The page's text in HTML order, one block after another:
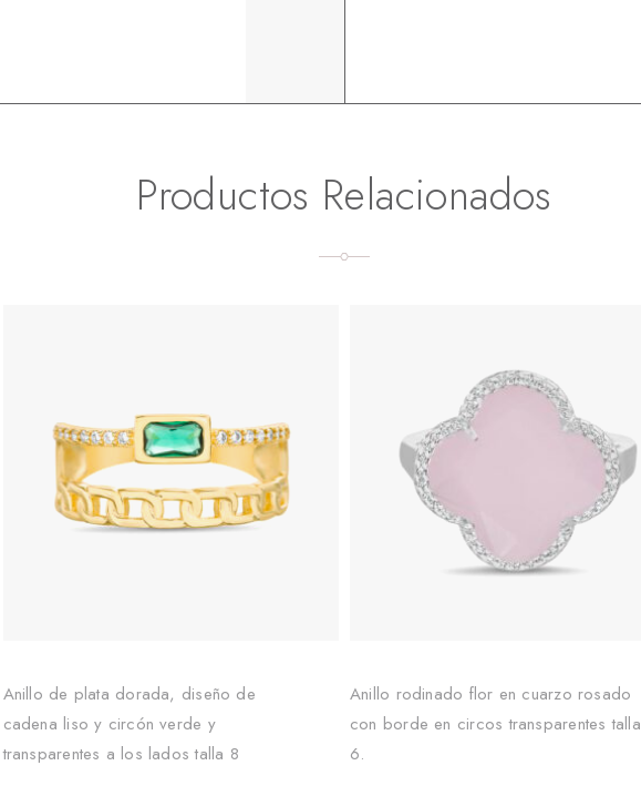
Productos Relacionados
Anillo de plata dorada, diseño de
cadena liso y circón verde y
transparentes a los lados talla 8
Anillo rodinado flor en cuarzo rosado
con borde en circos transparentes talla
6.